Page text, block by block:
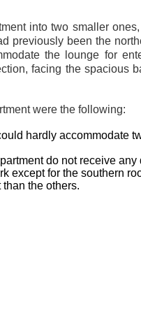
into two smaller
previously been the
the lounge for
facing the spacious
were the following:
hardly accommodate
do not receive any
except for the southern
the others.